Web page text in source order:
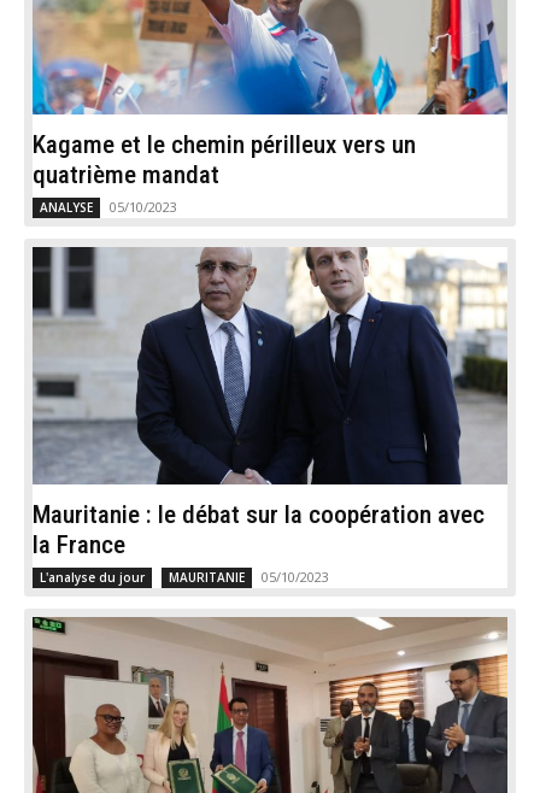
Kagame et le chemin périlleux vers un
quatrième mandat
ANALYSE 05/10/2023
Mauritanie : le débat sur la coopération avec
la France
L'analyse du jour MAURITANIE 05/10/2023